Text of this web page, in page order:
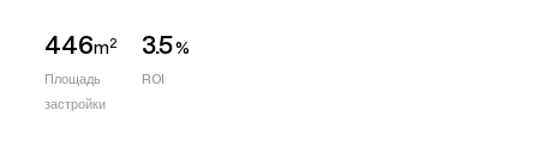
446m2
Площадь
застройки
3.5%
ROI